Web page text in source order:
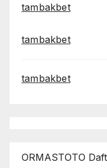
tambakbet
tambakbet
tambakbet
ORMASTOTO